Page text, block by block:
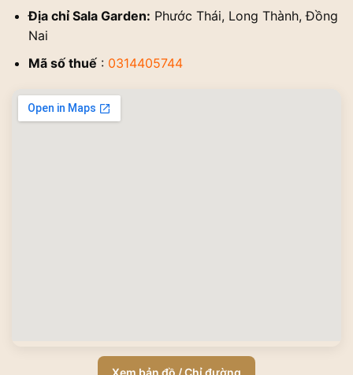
Địa chỉ Sala Garden: Phước Thái, Long Thành, Đồng
Nai
Mã số thuế: 0314405744